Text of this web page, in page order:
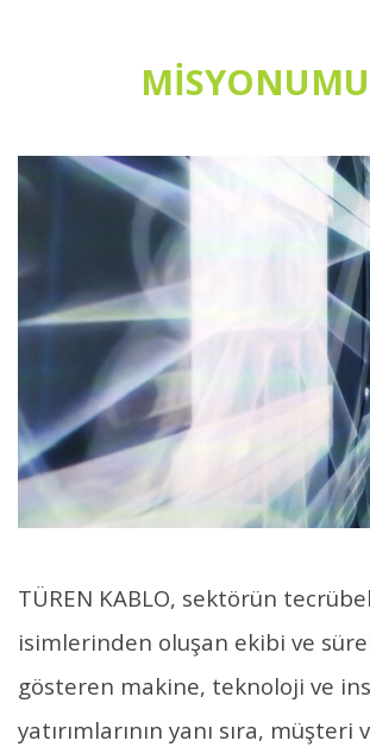
TÜREN KABLO, sektörün
isimlerinden oluşan ekibi ve
gösteren makine, teknoloji ve
yatırımlarının yanı sıra, müşteri